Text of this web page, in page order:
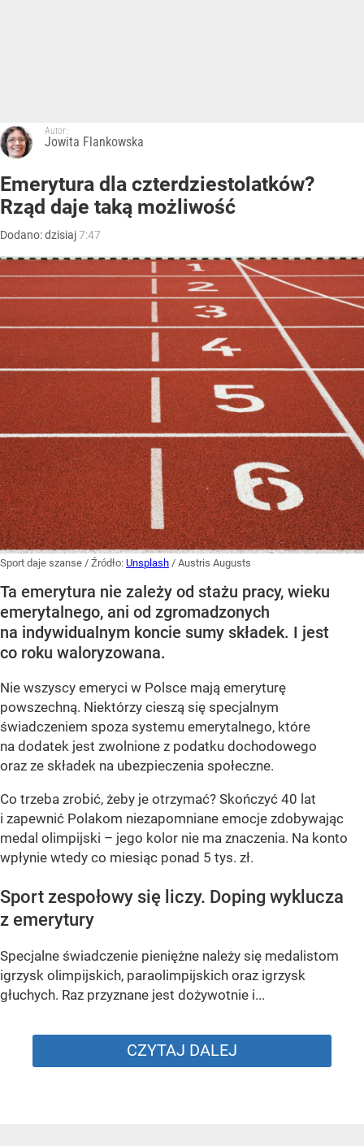
Autor:
Jowita Flankowska
Emerytura dla czterdziestolatków?
Rząd daje taką możliwość
Dodano:dzisiaj7:47
Sport daje szanse / Źródło: Unsplash / Austris Augusts
Ta emerytura nie zależy od stażu pracy, wieku
emerytalnego, ani od zgromadzonych
na indywidualnym koncie sumy składek. I jest
co roku waloryzowana.
Nie wszyscy emeryci w Polsce mają emeryturę
powszechną. Niektórzy cieszą się specjalnym
świadczeniem spoza systemu emerytalnego, które
na dodatek jest zwolnione z podatku dochodowego
oraz ze składek na ubezpieczenia społeczne.
Co trzeba zrobić, żeby je otrzymać? Skończyć 40 lat
i zapewnić Polakom niezapomniane emocje zdobywając
medal olimpijski – jego kolor nie ma znaczenia. Na konto
wpłynie wtedy co miesiąc ponad 5 tys. zł.
Sport zespołowy się liczy. Doping wyklucza
z emerytury
Specjalne świadczenie pieniężne należy się medalistom
igrzysk olimpijskich, paraolimpijskich oraz igrzysk
głuchych. Raz przyznane jest dożywotnie i...
CZYTAJ DALEJ